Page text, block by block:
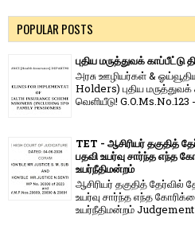
POPULAR POSTS
புதிய மருத்துவக்
அரசு ஊழியர்கள் &
Holders) புதிய
வெளியீடு! G.O.Ms.No.123 -...
TET - ஆசிரியர் தகுதித்
பதவி உயர்வு சார்ந்த எந்த
உயர்நீதிமன்றம்
ஆசிரியர் தகுதித் தேர்வில்
உயர்வு சார்ந்த எந்த
உயர்நீதிமன்றம் Judgement